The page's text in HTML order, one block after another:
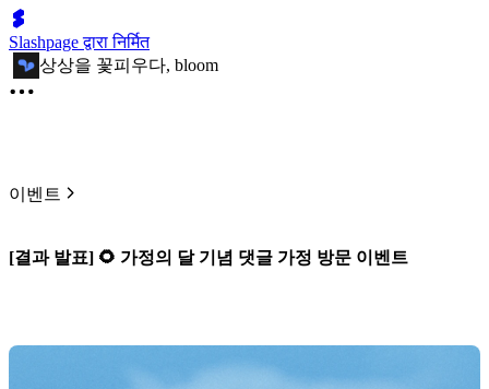
Slashpage द्वारा निर्मित
상상을 꽃피우다, bloom
이벤트
[결과 발표] 🌻 가정의 달 기념 댓글 가정 방문 이벤트